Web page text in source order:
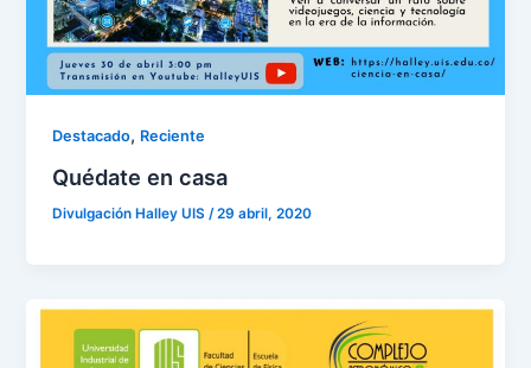
Destacado, Reciente
Quédate en casa
Divulgación Halley UIS/29 abril, 2020